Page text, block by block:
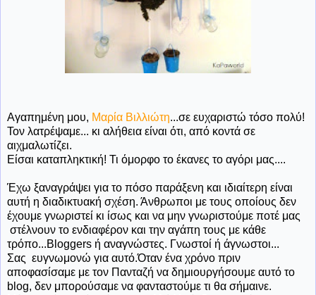
Αγαπημένη μου, Μαρία Βιλλιώτη...σε ευχαριστώ τόσο πολύ!
Τον λατρέψαμε... κι αλήθεια είναι ότι, από κοντά σε
αιχμαλωτίζει.
Είσαι καταπληκτική! Τι όμορφο το έκανες το αγόρι μας....
Έχω ξαναγράψει για το πόσο παράξενη και ιδιαίτερη είναι
αυτή η διαδικτυακή σχέση. Άνθρωποι με τους οποίους δεν
έχουμε γνωριστεί κι ίσως και να μην γνωριστούμε ποτέ μας
στέλνουν το ενδιαφέρον και την αγάπη τους με κάθε
τρόπο...Bloggers ή αναγνώστες. Γνωστοί ή άγνωστοι...
Σας ευγνωμονώ για αυτό.Όταν ένα χρόνο πριν
αποφασίσαμε με τον Πανταζή να δημιουργήσουμε αυτό το
blog, δεν μπορούσαμε να φανταστούμε τι θα σήμαινε.